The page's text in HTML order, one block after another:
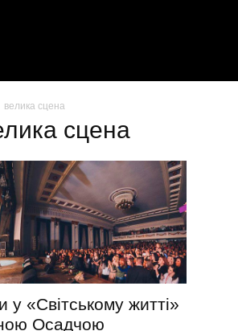
велика сцена
сцена
у «Світському житті»
Осадчою